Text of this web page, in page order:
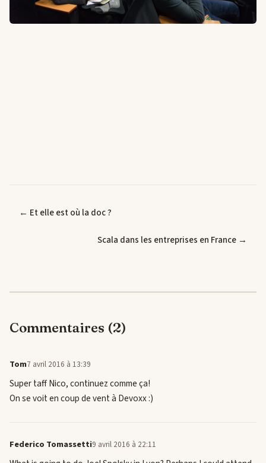
← Et elle est où la doc ?
Scala dans les entreprises en France →
Commentaires (2)
Tom7 avril 2016 à 13:39
Super taff Nico, continuez comme ça!
On se voit en coup de vent à Devoxx :)
Federico Tomassetti9 avril 2016 à 22:11